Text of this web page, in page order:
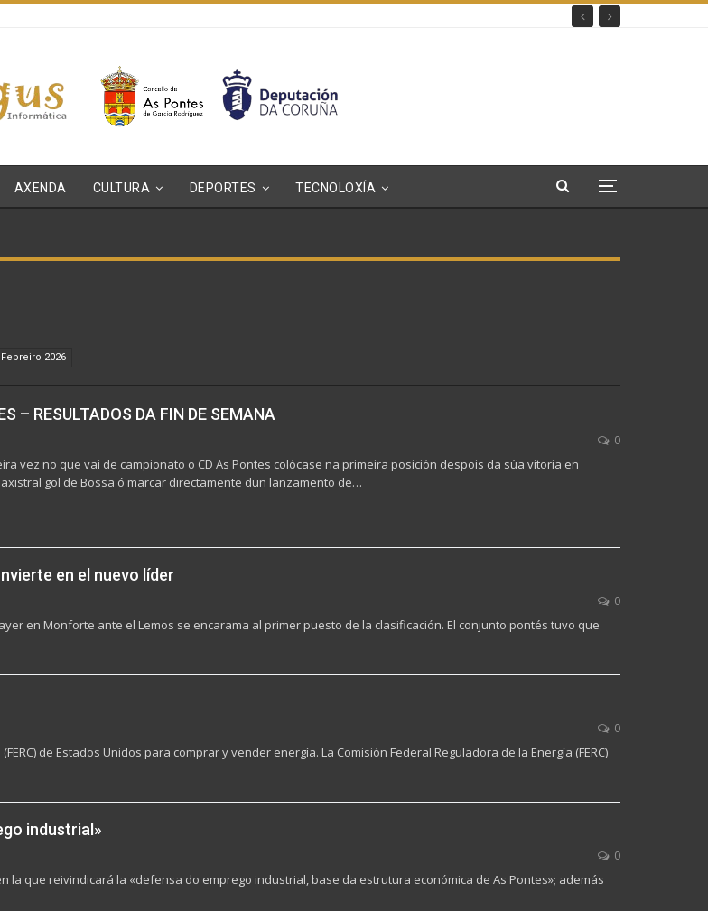
AXENDA CULTURA DEPORTES TECNOLOXÍA
Febreiro 2026
– RESULTADOS DA FIN DE SEMANA
0
vez no que vai de campionato o CD As Pontes colócase na primeira posición despois da súa vitoria en
gol de Bossa ó marcar directamente dun lanzamento de…
en el nuevo líder
0
en Monforte ante el Lemos se encarama al primer puesto de la clasificación. El conjunto pontés tuvo que
0
de Estados Unidos para comprar y vender energía. La Comisión Federal Reguladora de la Energía (FERC)
industrial»
0
la que reivindicará la «defensa do emprego industrial, base da estrutura económica de As Pontes»; además